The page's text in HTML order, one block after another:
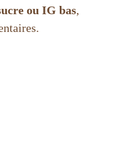
ou IG bas,